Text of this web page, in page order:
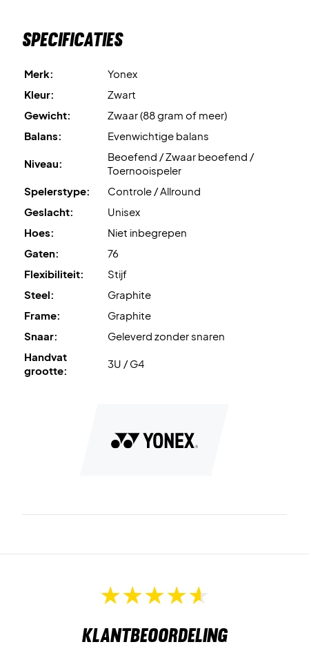
Specificaties
Merk:
Yonex
Kleur:
Zwart
Gewicht:
Zwaar (88 gram of meer)
Balans:
Evenwichtige balans
Niveau:
Beoefend / Zwaar beoefend /
Toernooispeler
Spelerstype:
Controle / Allround
Geslacht:
Unisex
Hoes:
Niet inbegrepen
Gaten:
76
Flexibiliteit:
Stijf
Steel:
Graphite
Frame:
Graphite
Snaar:
Geleverd zonder snaren
Handvat
grootte:
3U / G4
Klantbeoordeling